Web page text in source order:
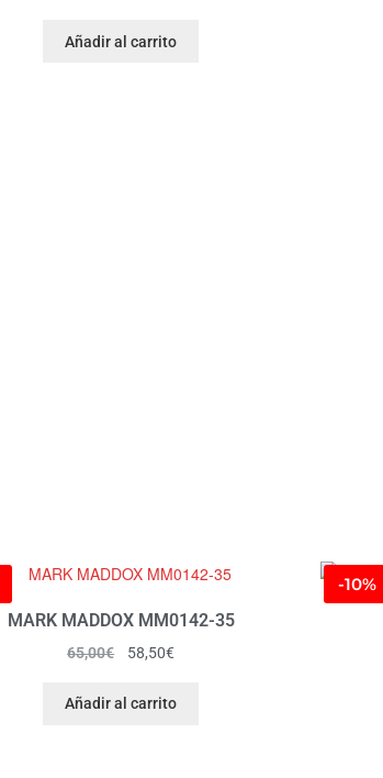
Añadir al carrito
MARK MADDOX MM0142-35
65,00€ 58,50€
Añadir al carrito
-10%